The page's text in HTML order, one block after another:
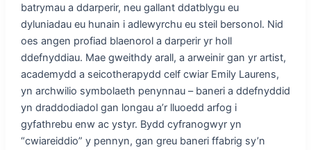
batrymau a ddarperir, neu gallant ddatblygu eu
dyluniadau eu hunain i adlewyrchu eu steil bersonol. Nid
oes angen profiad blaenorol a darperir yr holl
ddefnyddiau. Mae gweithdy arall, a arweinir gan yr artist,
academydd a seicotherapydd celf cwiar Emily Laurens,
yn archwilio symbolaeth penynnau – baneri a ddefnyddid
yn draddodiadol gan longau a’r lluoedd arfog i
gyfathrebu enw ac ystyr. Bydd cyfranogwyr yn
“cwiareiddio” y pennyn, gan greu baneri ffabrig sy’n